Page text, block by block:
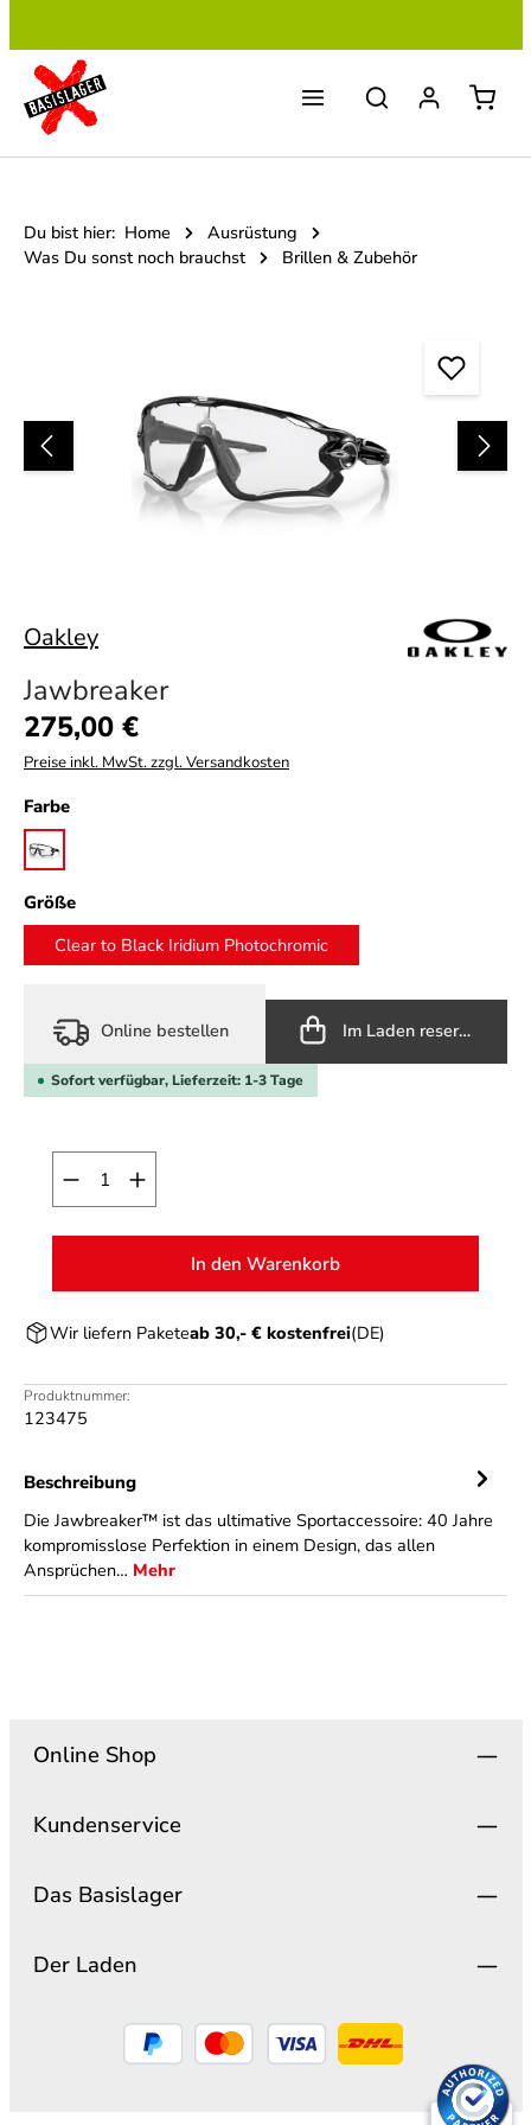
Du bist hier: Home
Ausrüstung
Was Du sonst noch brauchst
Brillen & Zubehör
Oakley
Jawbreaker
Regulärer Preis:
275,00 €
Preise inkl. MwSt. zzgl. Versandkosten
Farbeauswählen
polished black
Größeauswählen
Clear to Black Iridium Photochromic
Online bestellen Im Laden reservieren
Sofort verfügbar, Lieferzeit: 1-3 Tage
Produkt Anzahl: Gib den gewünschten Wert
In den Warenkorb
Wir liefern Paketeab 30,- € kostenfrei(DE)
Produktnummer:
123475
Beschreibung
Die Jawbreaker™ ist das ultimative Sportaccessoire: 40 Jahre
kompromisslose Perfektion in einem Design, das allen
Ansprüchen… Mehr
Online Shop
Kundenservice
Das Basislager
Der Laden